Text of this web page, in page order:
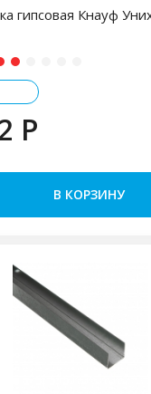
гипсовая Кнауф
P
В КОРЗИНУ